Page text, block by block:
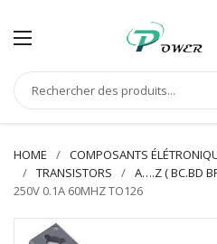
HOME COMPOSANTS
TRANSISTORS
A….Z ( BC.BD
250V 0.1A 60MHZ TO126